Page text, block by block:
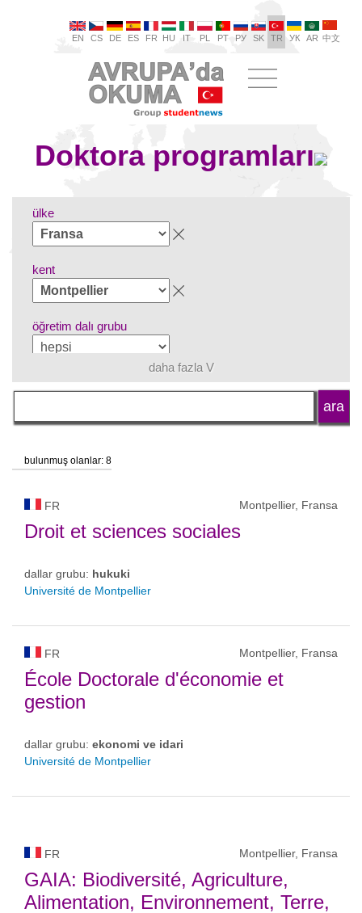
EN CS DE ES FR HU IT PL PT РУ SK TR УК AR 中文
Doktora programları
ülke
kent
öğretim dalı grubu
dil
okul statüsü
daha fazla V
bulunmuş olanlar: 8
FR Montpellier, Fransa
Droit et sciences sociales
dallar grubu: hukuki
Université de Montpellier
FR Montpellier, Fransa
École Doctorale d'économie et
gestion
dallar grubu: ekonomi ve idari
Université de Montpellier
FR Montpellier, Fransa
GAIA: Biodiversité, Agriculture,
Alimentation, Environnement, Terre,